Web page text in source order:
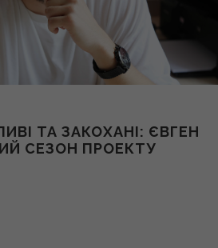
ТА ЗАКОХАНІ: ЄВГЕН
СЕЗОН ПРОЕКТУ